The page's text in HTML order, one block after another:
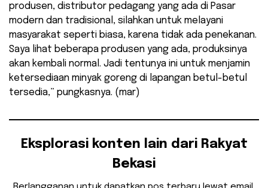
produsen, distributor pedagang yang ada di Pasar
modern dan tradisional, silahkan untuk melayani
masyarakat seperti biasa, karena tidak ada penekanan.
Saya lihat beberapa produsen yang ada, produksinya
akan kembali normal. Jadi tentunya ini untuk menjamin
ketersediaan minyak goreng di lapangan betul-betul
tersedia,” pungkasnya. (mar)
Eksplorasi konten lain dari Rakyat
Bekasi